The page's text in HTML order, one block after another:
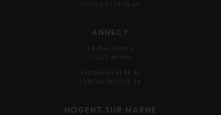
+33(0)6 52 12 42 44
ANNECY
24 Rue Royale
74000 Annecy
+33(0)4 50 51 38 62
+33(0)6 28 40 55 34
NOGENT SUR MARNE